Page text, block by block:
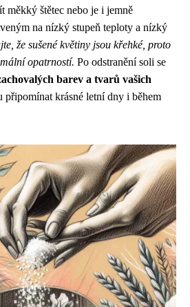
měkký štětec nebo je i jemně
na nízký stupeň teploty a nízký
že sušené květiny jsou křehké, proto
opatrností. Po odstranění soli se
barev a tvarů vašich
připomínat krásné letní dny i během